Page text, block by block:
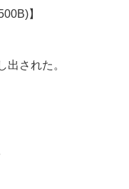
】
出された。